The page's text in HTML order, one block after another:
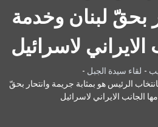
بحقّ لبنان وخدمة
الايراني لاسرائيل
- لقاء سيدة الجبل -
الرئيس هو بمثابة جريمة وانتحار بحقّ
الجانب الايراني لاسرائيل